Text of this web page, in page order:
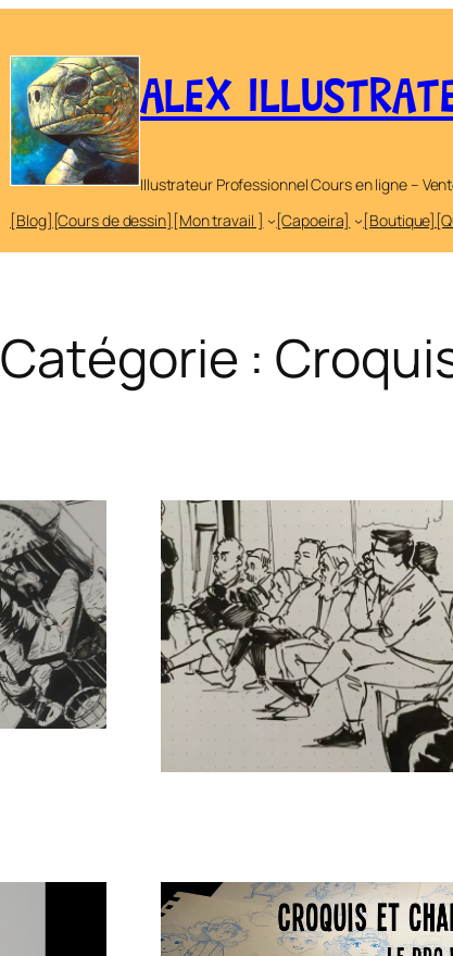
ALEX
Illustrateur Professionnel Cours en ligne –
[Blog] [Cours de dessin] [Mon travail ] [Capoeira] [Boutique]
Catégorie :